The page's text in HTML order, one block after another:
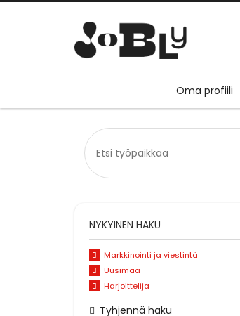
Oma profiili
NYKYINEN HAKU
Markkinointi ja viestintä
Uusimaa
Harjoittelija
Tyhjennä haku